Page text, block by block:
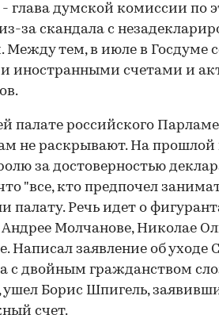
- глава думской комиссии по
за скандала с
тем, в июле в Госдуме
иностранными счетами и
палате российского
не раскрывают. На прошлой
за достоверностью
"все, кто предпочел
палату. Речь идет о
Андрее Молчанове, Николае
Написал заявление об уходе
с двойным гражданством
Борис Шпигель,
счет.